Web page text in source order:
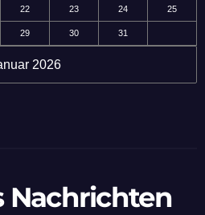
2026
22 23 24 25
29 30 31
Nachrichten